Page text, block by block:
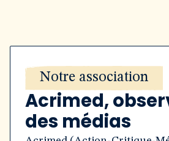
Notre association
Acrimed,
des médias